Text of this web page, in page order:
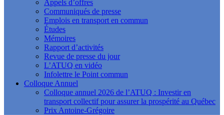
Appels d’offres
Communiqués de presse
Emplois en transport en commun
Études
Mémoires
Rapport d’activités
Revue de presse du jour
L’ATUQ en vidéo
Infolettre le Point commun
Colloque Annuel
Colloque annuel 2026 de l’ATUQ : Investir en
transport collectif pour assurer la prospérité au Québec
Prix Antoine-Grégoire